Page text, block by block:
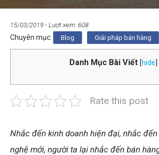
15/03/2019 - Lượt xem: 608
Chuyên mục: Blog Giải pháp bán hàng
Danh Mục Bài Viết [hide
Rate this post
Nhắc đến kinh doanh hiện đại, nhắc
nghệ mới, người ta lại nhắc đến bán